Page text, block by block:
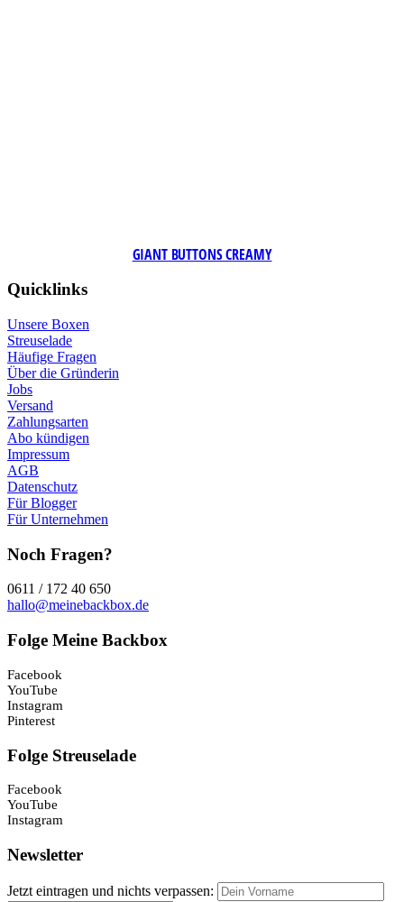
GIANT BUTTONS CREAMY
Quicklinks
Unsere Boxen
Streuselade
Häufige Fragen
Über die Gründerin
Jobs
Versand
Zahlungsarten
Abo kündigen
Impressum
AGB
Datenschutz
Für Blogger
Für Unternehmen
Noch Fragen?
0611 / 172 40 650
hallo@meinebackbox.de
Folge Meine Backbox
Facebook
YouTube
Instagram
Pinterest
Folge Streuselade
Facebook
YouTube
Instagram
Newsletter
Jetzt eintragen und nichts verpassen: